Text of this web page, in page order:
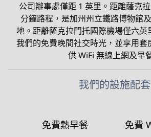
公司辦事處僅距 1 英里。距離薩克
分鐘路程，是加州州立鐵路博物館
地。距離薩克拉門托國際機場僅六英
我們的免費晚間社交時光，並享用套
供 WiFi 無線上網及早
我們的設施配套
免費熱早餐 免費